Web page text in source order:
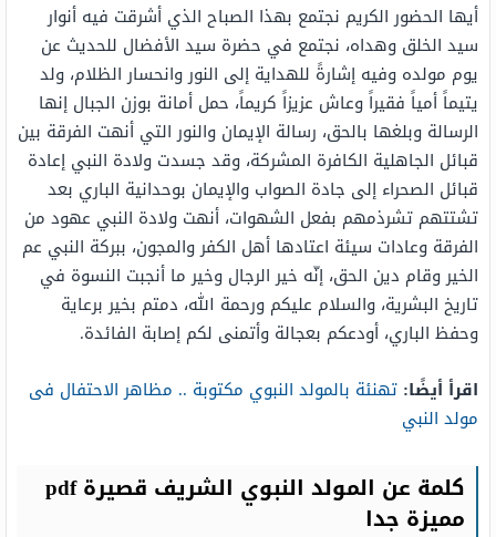
أيها الحضور الكريم نجتمع بهذا الصباح الذي أشرقت فيه أنوار
سيد الخلق وهداه، نجتمع في حضرة سيد الأفضال للحديث عن
يوم مولده وفيه إشارةً للهداية إلى النور وانحسار الظلام، ولد
يتيماً أمياً فقيراً وعاش عزيزاً كريماً، حمل أمانة بوزن الجبال إنها
الرسالة وبلغها بالحق، رسالة الإيمان والنور التي أنهت الفرقة بين
قبائل الجاهلية الكافرة المشركة، وقد جسدت ولادة النبي إعادة
قبائل الصحراء إلى جادة الصواب والإيمان بوحدانية الباري بعد
تشتتهم تشرذمهم بفعل الشهوات، أنهت ولادة النبي عهود من
الفرقة وعادات سيئة اعتادها أهل الكفر والمجون، ببركة النبي عم
الخير وقام دين الحق، إنّه خير الرجال وخير ما أنجبت النسوة في
تاريخ البشرية، والسلام عليكم ورحمة الله، دمتم بخير برعاية
وحفظ الباري، أودعكم بعجالة وأتمنى لكم إصابة الفائدة.
اقرأ أيضًا: تهنئة بالمولد النبوي مكتوبة .. مظاهر الاحتفال فى
مولد النبي
كلمة عن المولد النبوي الشريف قصيرة pdf
مميزة جدا